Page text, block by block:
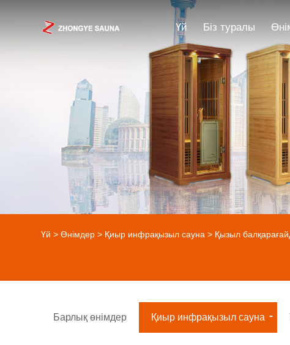
Үй Біз туралы
Үй > Өнімдер > Қиыр инфрақызыл сауна > Қызыл
Барлық өнімдер Қиыр инфрақызыл сауна